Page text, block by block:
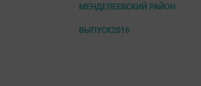
МЕНДЕЛЕЕВСКИЙ РАЙОН
ВЫПУСК2016